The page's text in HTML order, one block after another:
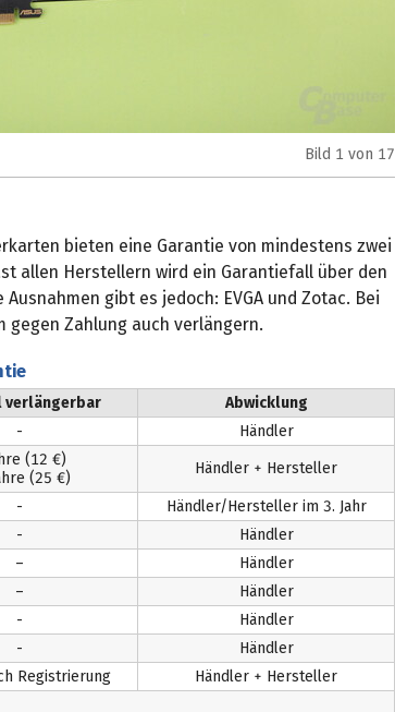
Bild 1 von 17
bieten eine Garantie von mindestens zwei
allen Herstellern wird ein Garantiefall über den
gibt es jedoch: EVGA und Zotac. Bei
Zahlung auch verlängern.
verlängerbar
Abwicklung
-
Händler
(12 €)
(25 €)
Händler + Hersteller
-
Händler/Hersteller im 3. Jahr
-
Händler
–
Händler
–
Händler
-
Händler
-
Händler
Registrierung
Händler + Hersteller